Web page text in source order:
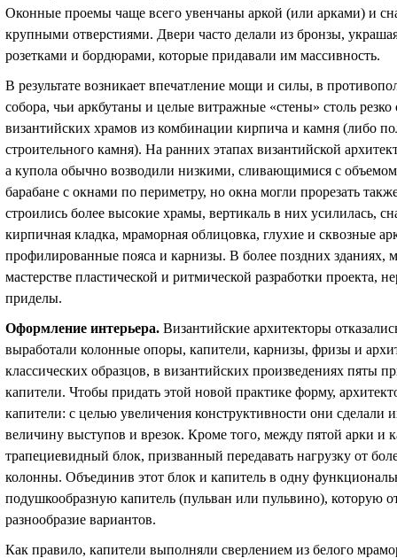
Оконные проемы чаще всего увенчаны аркой (или арками) и
крупными отверстиями. Двери часто делали из бронзы,
розетками и бордюрами, которые придавали им массивность.
В результате возникает впечатление мощи и силы, в
собора, чьи аркбутаны и целые витражные «стены» столь
византийских храмов из комбинации кирпича и камня (либо
строительного камня). На ранних этапах византийской
а купола обычно возводили низкими, сливающимися с
барабане с окнами по периметру, но окна могли прорезать
строились более высокие храмы, вертикаль в них усилилась,
кирпичная кладка, мраморная облицовка, глухие и сквозные
профилированные пояса и карнизы. В более поздних зданиях,
мастерстве пластической и ритмической разработки
приделы.
Оформление интерьера. Византийские архитекторы
выработали колонные опоры, капители, карнизы, фризы и
классических образцов, в византийских произведениях пяты
капители. Чтобы придать этой новой практике форму,
капители: с целью увеличения конструктивности они
величину выступов и врезок. Кроме того, между пятой арки
трапециевидный блок, призванный передавать нагрузку от
колонны. Объединив этот блок и капитель в одну
подушкообразную капитель (пульван или пульвино), которую
разнообразие вариантов.
Как правило, капители выполняли сверлением из белого